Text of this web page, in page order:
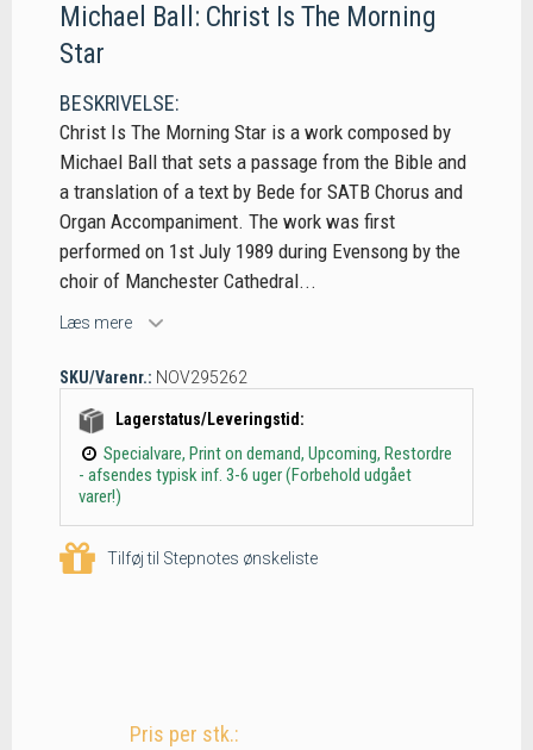
Michael Ball: Christ Is The Morning
Star
BESKRIVELSE:
Christ Is The Morning Star is a work composed by
Michael Ball that sets a passage from the Bible and
a translation of a text by Bede for SATB Chorus and
Organ Accompaniment. The work was first
performed on 1st July 1989 during Evensong by the
choir of Manchester Cathedral...
Læs mere
SKU/Varenr.: NOV295262
Lagerstatus/Leveringstid:
Specialvare, Print on demand, Upcoming, Restordre
- afsendes typisk inf. 3-6 uger (Forbehold udgået
varer!)
Tilføj til Stepnotes ønskeliste
Pris per stk.: